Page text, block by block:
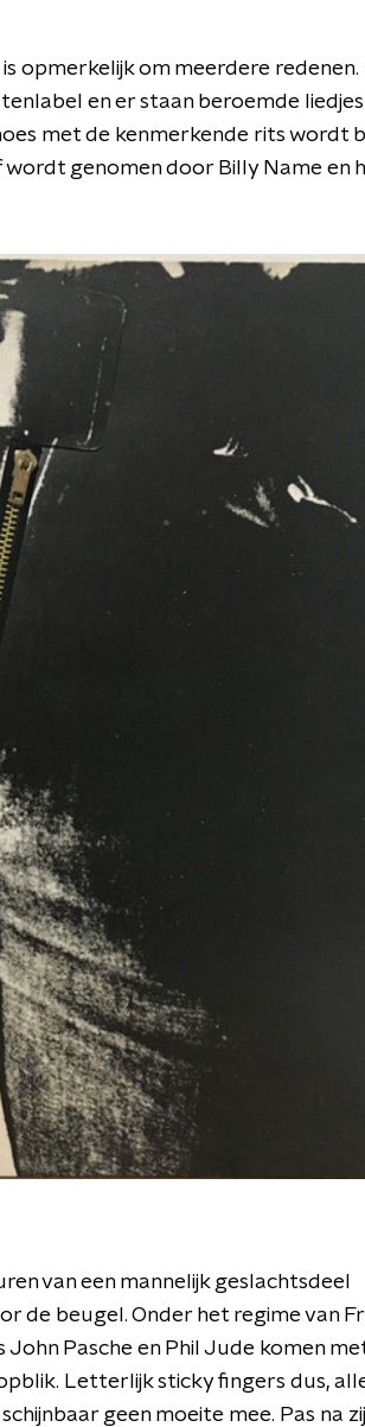
opmerkelijk om meerdere redenen.
en er staan beroemde
met de kenmerkende rits wordt
genomen door Billy Name en
van een mannelijk geslachtsdeel
de beugel. Onder het regime van
Pasche en Phil Jude komen
Letterlijk sticky fingers dus,
geen moeite mee. Pas na